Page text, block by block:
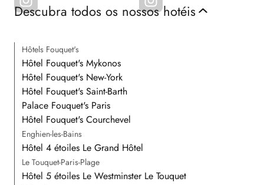
Descubra todos os nossos hotéis
Hôtels Fouquet's
Hôtel Fouquet's Mykonos
Hôtel Fouquet's New-York
Hôtel Fouquet's Saint-Barth
Palace Fouquet's Paris
Hôtel Fouquet's Courchevel
Enghien-les-Bains
Hôtel 4 étoiles Le Grand Hôtel
Le Touquet-Paris-Plage
Hôtel 5 étoiles Le Westminster Le Touquet